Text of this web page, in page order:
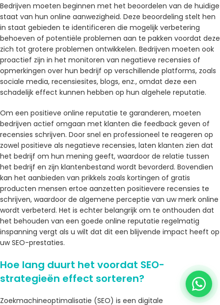
Bedrijven moeten beginnen met het beoordelen van de huidige
staat van hun online aanwezigheid. Deze beoordeling stelt hen
in staat gebieden te identificeren die mogelijk verbetering
behoeven of potentiële problemen aan te pakken voordat deze
zich tot grotere problemen ontwikkelen. Bedrijven moeten ook
proactief zijn in het monitoren van negatieve recensies of
opmerkingen over hun bedrijf op verschillende platforms, zoals
sociale media, recensiesites, blogs, enz., omdat deze een
schadelijk effect kunnen hebben op hun algehele reputatie.
Om een ​​positieve online reputatie te garanderen, moeten
bedrijven actief omgaan met klanten die feedback geven of
recensies schrijven. Door snel en professioneel te reageren op
zowel positieve als negatieve recensies, laten klanten zien dat
het bedrijf om hun mening geeft, waardoor de relatie tussen
het bedrijf en zijn klantenbestand wordt bevorderd. Bovendien
kan het aanbieden van prikkels zoals kortingen of gratis
producten mensen ertoe aanzetten positievere recensies te
schrijven, waardoor de algemene perceptie van uw merk online
wordt verbeterd. Het is echter belangrijk om te onthouden dat
het behouden van een goede online reputatie regelmatig
inspanning vergt als u wilt dat dit een blijvende impact heeft op
uw SEO-prestaties.
Hoe lang duurt het voordat SEO-
strategieën effect sorteren?
Zoekmachineoptimalisatie (SEO) is een digitale